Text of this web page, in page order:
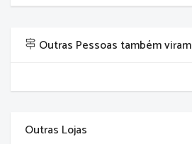
Outras Pessoas também viram
Outras Lojas